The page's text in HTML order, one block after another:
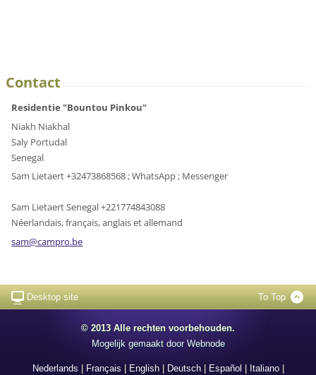
Contact
Residentie "Bountou Pinkou"
Niakh Niakhal
Saly Portudal
Senegal
Sam Lietaert +32473868568 ; WhatsApp ; Messenger
Sam Lietaert Senegal +221774843088
Néerlandais, français, anglais et allemand
sam@campro.be
Desktop site To Top
© 2013 Alle rechten voorbehouden.
Mogelijk gemaakt door Webnode
Nederlands Français English| Deutsch| Español Italiano|